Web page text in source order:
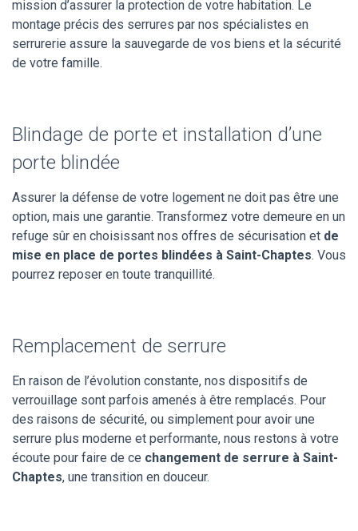
mission d’assurer la protection de votre habitation. Le
montage précis des serrures par nos spécialistes en
serrurerie assure la sauvegarde de vos biens et la sécurité
de votre famille.
Blindage de porte et installation d’une
porte blindée
Assurer la défense de votre logement ne doit pas être une
option, mais une garantie. Transformez votre demeure en un
refuge sûr en choisissant nos offres de sécurisation et de
mise en place de portes blindées à Saint-Chaptes. Vous
pourrez reposer en toute tranquillité.
Remplacement de serrure
En raison de l’évolution constante, nos dispositifs de
verrouillage sont parfois amenés à être remplacés. Pour
des raisons de sécurité, ou simplement pour avoir une
serrure plus moderne et performante, nous restons à votre
écoute pour faire de ce changement de serrure à Saint-
Chaptes, une transition en douceur.